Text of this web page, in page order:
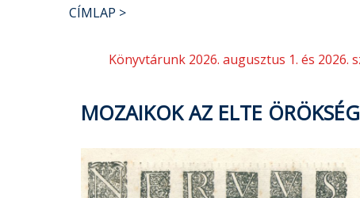
CÍMLAP
Könyvtárunk 2026. augusztus 1. és
MOZAIKOK AZ ELTE